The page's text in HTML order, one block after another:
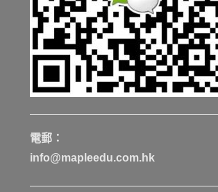
電郵：
info@mapleedu.com.hk